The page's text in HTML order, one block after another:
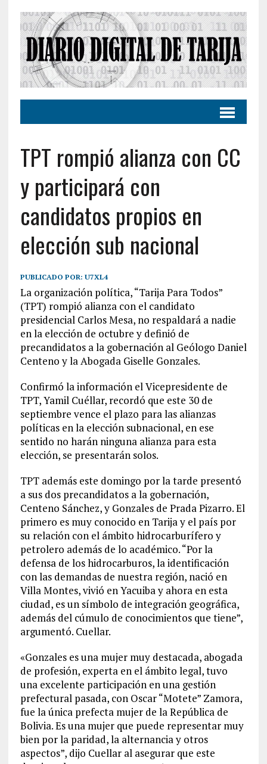
TPT rompió alianza con CC
y participará con
candidatos propios en
elección sub nacional
PUBLICADO POR: U7XL4
La organización política, “Tarija Para Todos”
(TPT) rompió alianza con el candidato
presidencial Carlos Mesa, no respaldará a nadie
en la elección de octubre y definió de
precandidatos a la gobernación al Geólogo Daniel
Centeno y la Abogada Giselle Gonzales.
Confirmó la información el Vicepresidente de
TPT, Yamil Cuéllar, recordó que este 30 de
septiembre vence el plazo para las alianzas
políticas en la elección subnacional, en ese
sentido no harán ninguna alianza para esta
elección, se presentarán solos.
TPT además este domingo por la tarde presentó
a sus dos precandidatos a la gobernación,
Centeno Sánchez, y Gonzales de Prada Pizarro. El
primero es muy conocido en Tarija y el país por
su relación con el ámbito hidrocarburífero y
petrolero además de lo académico. “Por la
defensa de los hidrocarburos, la identificación
con las demandas de nuestra región, nació en
Villa Montes, vivió en Yacuiba y ahora en esta
ciudad, es un símbolo de integración geográfica,
además del cúmulo de conocimientos que tiene”,
argumentó. Cuellar.
«Gonzales es una mujer muy destacada, abogada
de profesión, experta en el ámbito legal, tuvo
una excelente participación en una gestión
prefectural pasada, con Oscar “Motete” Zamora,
fue la única prefecta mujer de la República de
Bolivia. Es una mujer que puede representar muy
bien por la paridad, la alternancia y otros
aspectos”, dijo Cuellar al asegurar que este